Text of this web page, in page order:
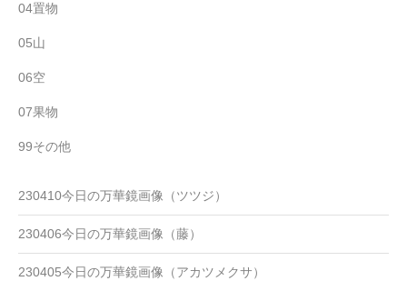
04置物
05山
06空
07果物
99その他
230410今日の万華鏡画像（ツツジ）
230406今日の万華鏡画像（藤）
230405今日の万華鏡画像（アカツメクサ）